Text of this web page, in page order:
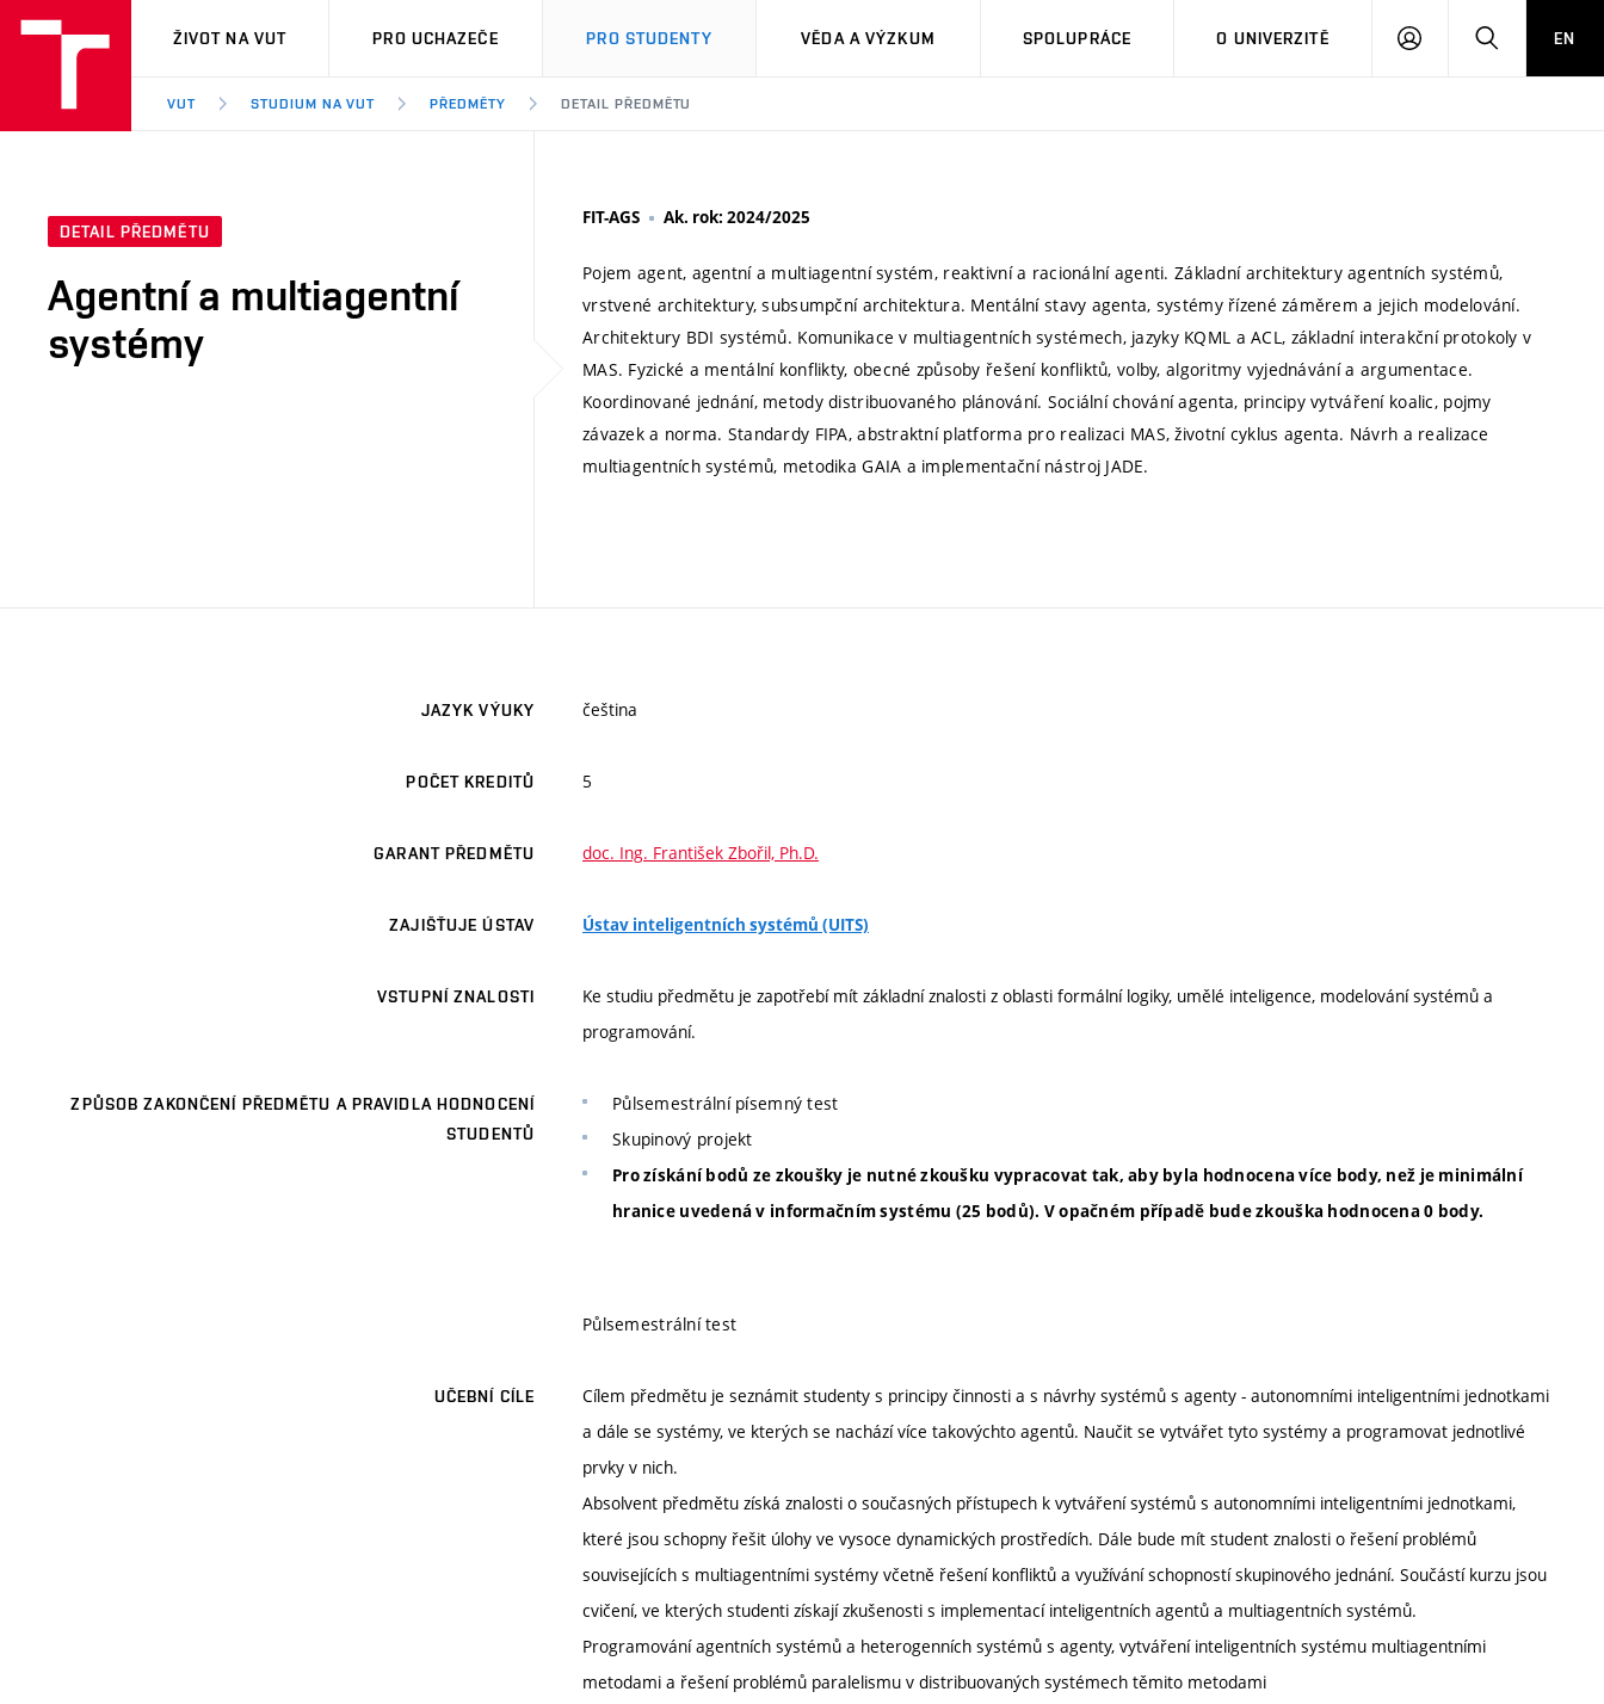
VUT
ŽIVOT NA VUT PRO UCHAZEČE PRO STUDENTY VĚDA A VÝZKUM SPOLUPRÁCE O UNIVERZITĚ
PŘIHLÁSIT HLEDATEN
VUT STUDIUM NA VUT PŘEDMĚTY DETAIL PŘEDMĚTU
DETAIL PŘEDMĚTU
Agentní a multiagentní
systémy
FIT-AGS Ak. rok: 2024/2025
Pojem agent, agentní a multiagentní systém, reaktivní a racionální agenti. Základní architektury agentních systémů,
vrstvené architektury, subsumpční architektura. Mentální stavy agenta, systémy řízené záměrem a jejich modelování.
Architektury BDI systémů. Komunikace v multiagentních systémech, jazyky KQML a ACL, základní interakční protokoly v
MAS. Fyzické a mentální konflikty, obecné způsoby řešení konfliktů, volby, algoritmy vyjednávání a argumentace.
Koordinované jednání, metody distribuovaného plánování. Sociální chování agenta, principy vytváření koalic, pojmy
závazek a norma. Standardy FIPA, abstraktní platforma pro realizaci MAS, životní cyklus agenta. Návrh a realizace
multiagentních systémů, metodika GAIA a implementační nástroj JADE.
JAZYK VÝUKY čeština
POČET KREDITŮ 5
GARANT PŘEDMĚTU doc. Ing. František Zbořil, Ph.D.
ZAJIŠŤUJE ÚSTAV Ústav inteligentních systémů (UITS)
VSTUPNÍ ZNALOSTI
Ke studiu předmětu je zapotřebí mít základní znalosti z oblasti formální logiky, umělé inteligence, modelování systémů a
programování.
ZPŮSOB ZAKONČENÍ PŘEDMĚTU A PRAVIDLA HODNOCENÍ
STUDENTŮ
Půlsemestrální písemný test
Skupinový projekt
Pro získání bodů ze zkoušky je nutné zkoušku vypracovat tak, aby byla hodnocena více body, než je minimální
hranice uvedená v informačním systému (25 bodů). V opačném případě bude zkouška hodnocena 0 body.
Půlsemestrální test
UČEBNÍ CÍLE
Cílem předmětu je seznámit studenty s principy činnosti a s návrhy systémů s agenty - autonomními inteligentními jednotkami
a dále se systémy, ve kterých se nachází více takovýchto agentů. Naučit se vytvářet tyto systémy a programovat jednotlivé
prvky v nich.
Absolvent předmětu získá znalosti o současných přístupech k vytváření systémů s autonomními inteligentními jednotkami,
které jsou schopny řešit úlohy ve vysoce dynamických prostředích. Dále bude mít student znalosti o řešení problémů
souvisejících s multiagentními systémy včetně řešení konfliktů a využívání schopností skupinového jednání. Součástí kurzu jsou
cvičení, ve kterých studenti získají zkušenosti s implementací inteligentních agentů a multiagentních systémů.
Programování agentních systémů a heterogenních systémů s agenty, vytváření inteligentních systému multiagentními
metodami a řešení problémů paralelismu v distribuovaných systémech těmito metodami